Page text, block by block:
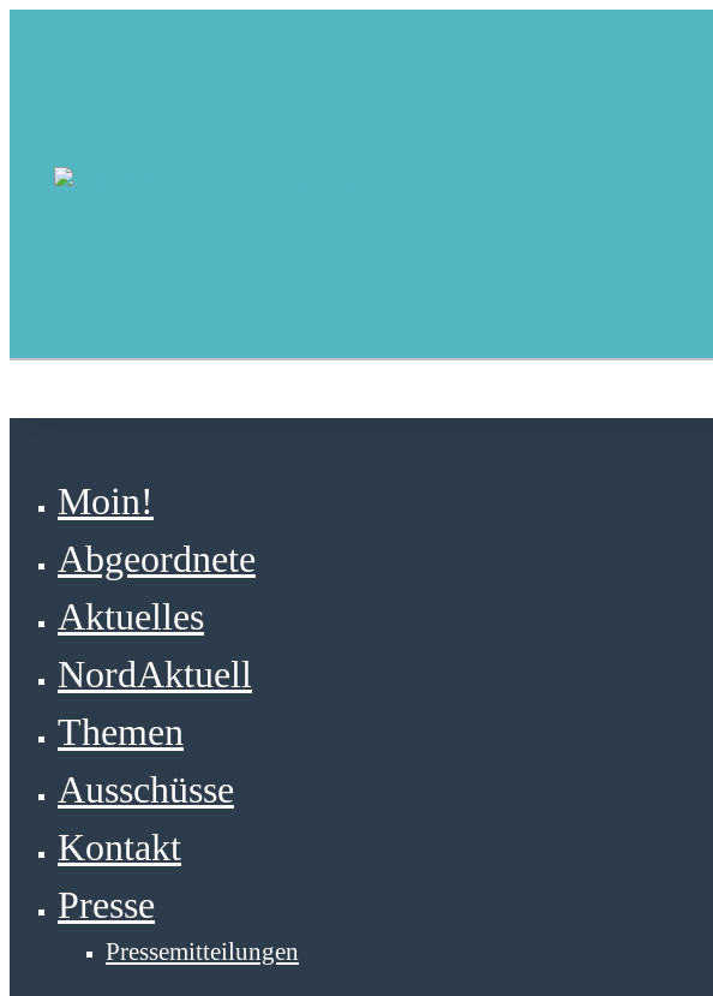
Moin!
Abgeordnete
Aktuelles
NordAktuell
Themen
Ausschüsse
Kontakt
Presse
Pressemitteilungen